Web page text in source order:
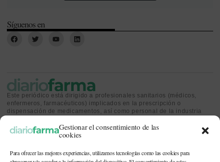
Gestionar el consentimiento de las
cookies
Para ofrecer las mejores experiencias, utilizamos tecnologías como las cookies para
Síguenos en
Este periódico está dirigido a profesionales sanitarios (médicos,
enfermeros, farmacéuticos) implicados en la prescripción o
dispensación de medicamentos, así como personal de la industria
sanitaria.